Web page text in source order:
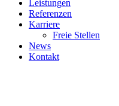
Leistungen
Referenzen
Karriere
Freie Stellen
News
Kontakt